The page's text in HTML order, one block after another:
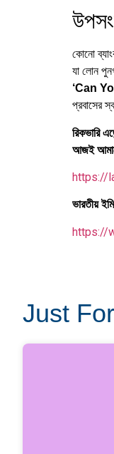
কোনো
যা লোন
‘Can
প্রবাসের
রিকভারি
আজই
https://
ভারতীয়
https://
Just